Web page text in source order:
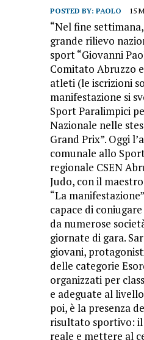
POSTED BY: PAOLO 15
“Nel fine
grande rilievo
sport “Giovanni
Comitato Abruzzo
atleti (le iscrizioni
manifestazione si
Sport Paralimpici
Nazionale nelle
Grand Prix”. Oggi
comunale allo
regionale CSEN
Judo, con il
“La
capace di
da numerose
giornate di gara.
giovani,
delle categorie
organizzati per
e adeguate al
poi, è la presenza
risultato sportivo: il
reale e mettere al